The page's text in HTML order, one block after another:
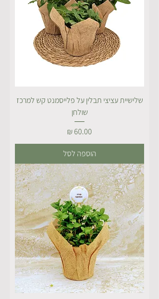
שלישיית עציצי תבלין על פלייסמנט קש למרכז
שולחן
מחיר
הוספה לסל